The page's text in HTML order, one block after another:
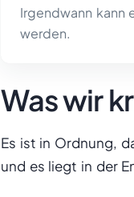
Irgendwann kann
werden.
Was wir
Es ist in Ordnung,
und es liegt in der